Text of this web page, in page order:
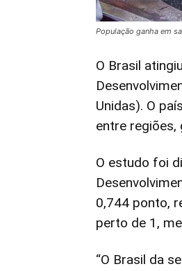
População ganha em
O Brasil
Unidas). O
entre regiões,
O estudo foi
0,744 ponto,
perto de 1,
“O Brasil da